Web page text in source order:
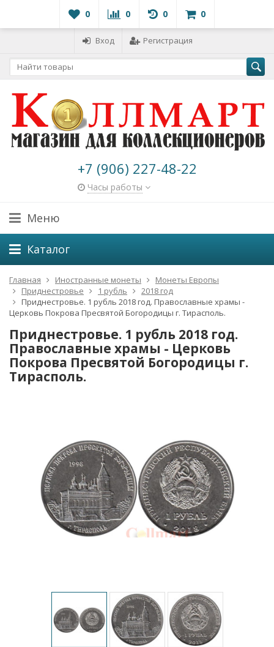
0 0 0 0
Вход Регистрация
+7 (906) 227-48-22
Часы работы
Меню
Каталог
Главная Иностранные монеты
Монеты Европы
Приднестровье
1 рубль
2018 год
Приднестровье. 1 рубль 2018 год. Православные храмы -
Церковь Покрова Пресвятой Богородицы г. Тирасполь.
Приднестровье. 1 рубль 2018 год.
Православные храмы - Церковь
Покрова Пресвятой Богородицы г.
Тирасполь.